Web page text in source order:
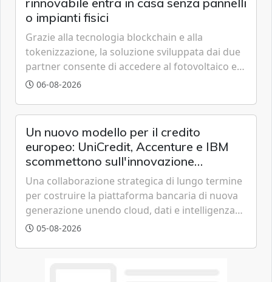
o impianti fisici
Grazie alla tecnologia blockchain e alla
tokenizzazione, la soluzione sviluppata dai due
partner consente di accedere al fotovoltaico e
all'eolico ottenendo risparmi diretti in bolletta,
06-08-2026
Un nuovo modello per il credito
europeo: UniCredit, Accenture e IBM
scommettono sull'innovazione
tecnologica
Una collaborazione strategica di lungo termine
per costruire la piattaforma bancaria di nuova
generazione unendo cloud, dati e intelligenza
artificiale.
05-08-2026